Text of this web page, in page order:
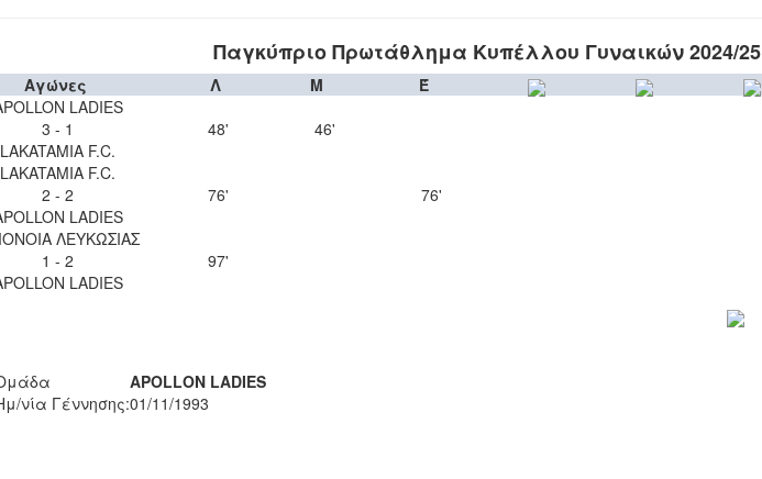
Παγκύπριο Πρωτάθλημα Κυπέλλου Γυναικών 2024/25
Αγώνες Λ Μ
Έ
LADIES
3 - 1
LAKATAMIA F.C.
48' 46'
LAKATAMIA F.C.
2 - 2
LADIES
76'
76'
ΛΕΥΚΩΣΙΑΣ
1 - 2
LADIES
97'
APOLLON LADIES
νία Γέννησης:01/11/1993